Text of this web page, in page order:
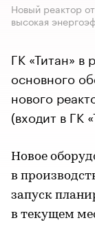
Новый реактор
высокая
ГК «Титан»
основного
нового
(входит в ГК
Новое
в
запуск
в текущем